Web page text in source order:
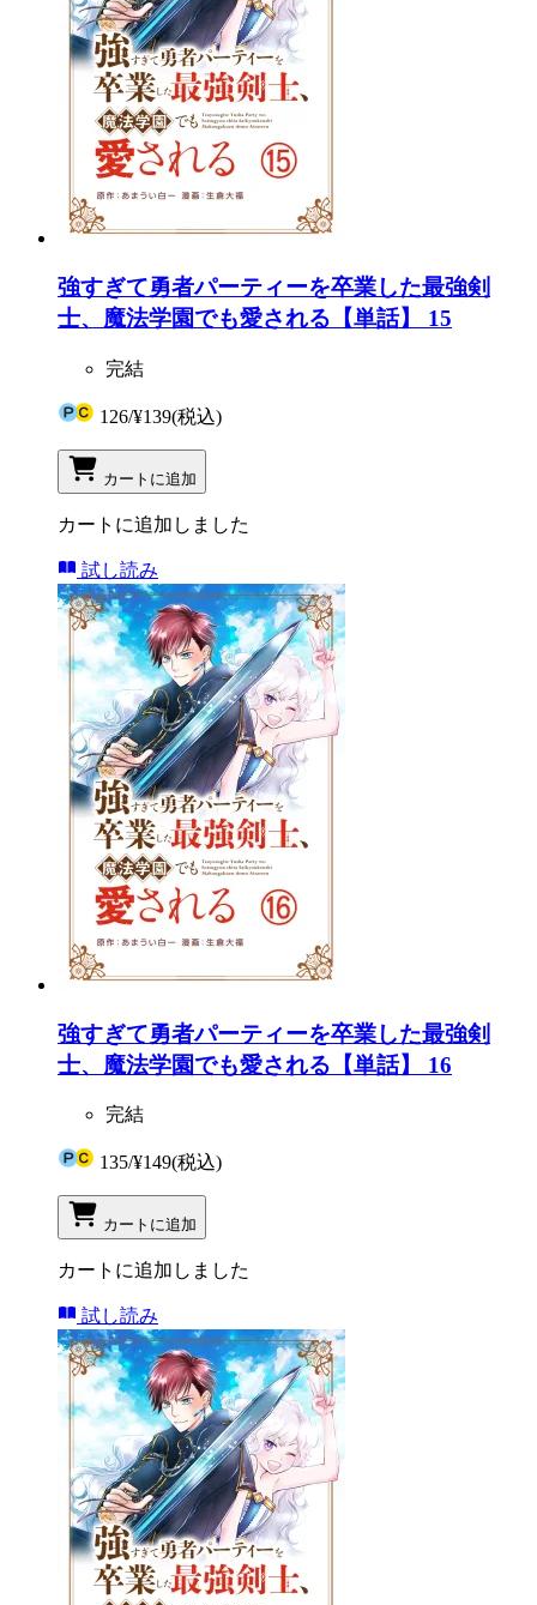
強すぎて勇者パーティーを卒業した最強剣
士、魔法学園でも愛される【単話】 15
完結
126/¥139(税込)
カートに追加
カートに追加しました
試し読み
強すぎて勇者パーティーを卒業した最強剣
士、魔法学園でも愛される【単話】 16
完結
135/¥149(税込)
カートに追加
カートに追加しました
試し読み